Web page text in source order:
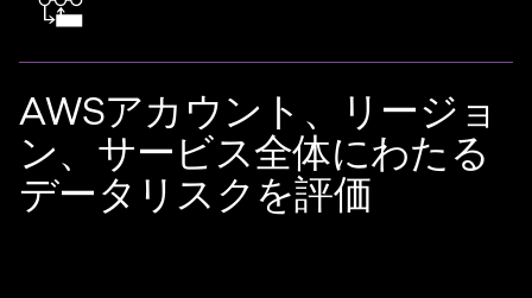
AWSアカウント、リージョ
ン、サービス全体にわたる
データリスクを評価